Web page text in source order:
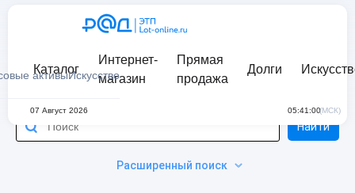
активыИскусство
Каталог
Интернет-
магазин
Прямая
продажа
Долги
07 Август 2026 05:41:00(МСК)
Расширенный поиск
Найти